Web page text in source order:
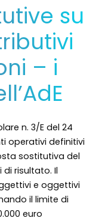
su
– i
n. 3/E del 24
operativi definitivi
sostitutiva del
di risultato. Il
e oggettivi
il limite di
euro